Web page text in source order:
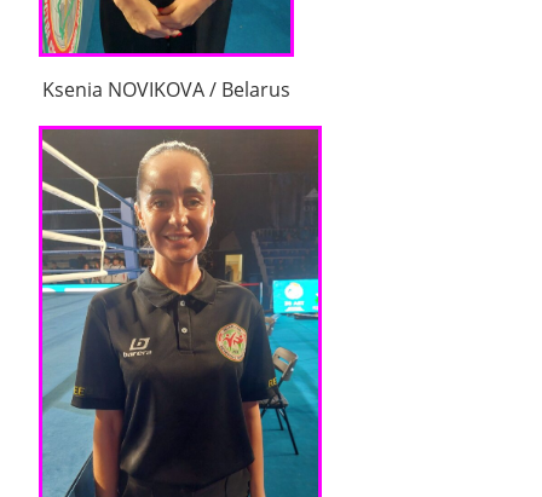
Ksenia NOVIKOVA / Belarus